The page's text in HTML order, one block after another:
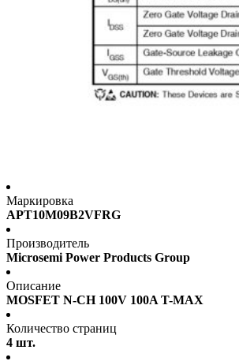
Маркировка
APT10M09B2VFRG
Производитель
Microsemi Power Products Group
Описание
MOSFET N-CH 100V 100A T-MAX
Количество страниц
4 шт.